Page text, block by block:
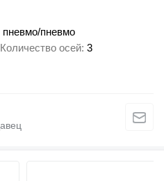
пневмо/пневмо
Количество осей 3